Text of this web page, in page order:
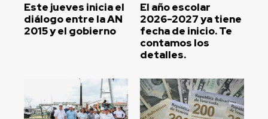
Este jueves inicia el
diálogo entre la AN
2015 y el gobierno
El año escolar
2026-2027 ya tiene
fecha de inicio. Te
contamos los
detalles.